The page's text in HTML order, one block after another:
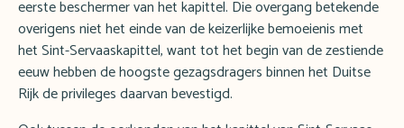
eerste beschermer van het kapittel. Die overgang betekende
overigens niet het einde van de keizerlijke bemoeienis met
het Sint-Servaaskapittel, want tot het begin van de zestiende
eeuw hebben de hoogste gezagsdragers binnen het Duitse
Rijk de privileges daarvan bevestigd.